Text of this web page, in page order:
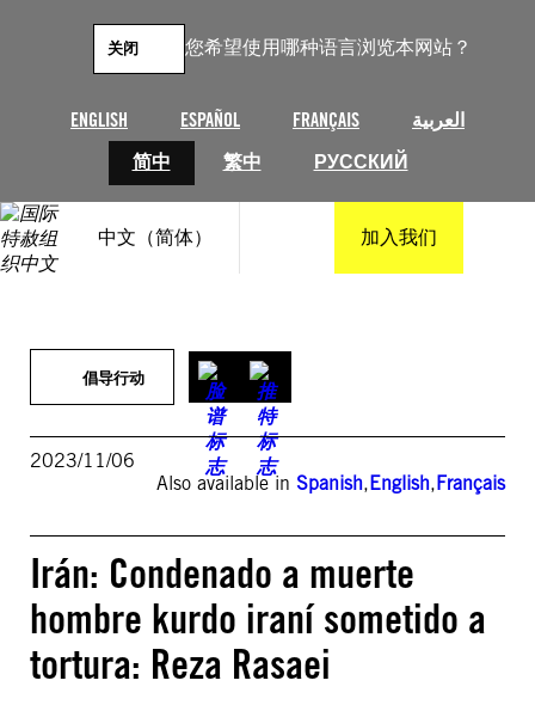
您希望使用哪种语言浏览本网站？
ENGLISH ESPAÑOL FRANÇAIS
العربية
简中
繁中 РУССКИЙ
关闭
中文（简体） 加入我们
倡导行动
2023/11/06
Also available in Spanish,English,Français
Irán: Condenado a muerte
hombre kurdo iraní sometido a
tortura: Reza Rasaei